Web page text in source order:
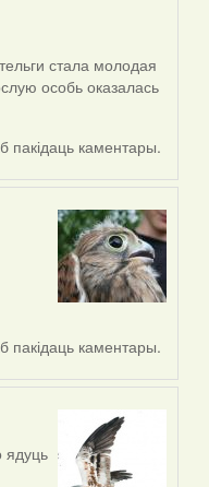
стала молодая
особь оказалась
пакідаць каментары.
пакідаць каментары.
ядуць